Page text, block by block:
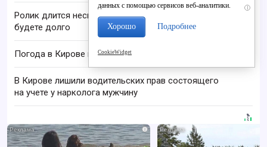
i
Ролик длится несколько секунд, а смеяться вы
будете долго
Погода в Кирове в пятницу, 7 августа
В Кирове лишили водительских прав состоящего
на учете у нарколога мужчину
i
данных с помощью сервисов веб-аналитики.
Хорошо Подробнее
CookieWidget